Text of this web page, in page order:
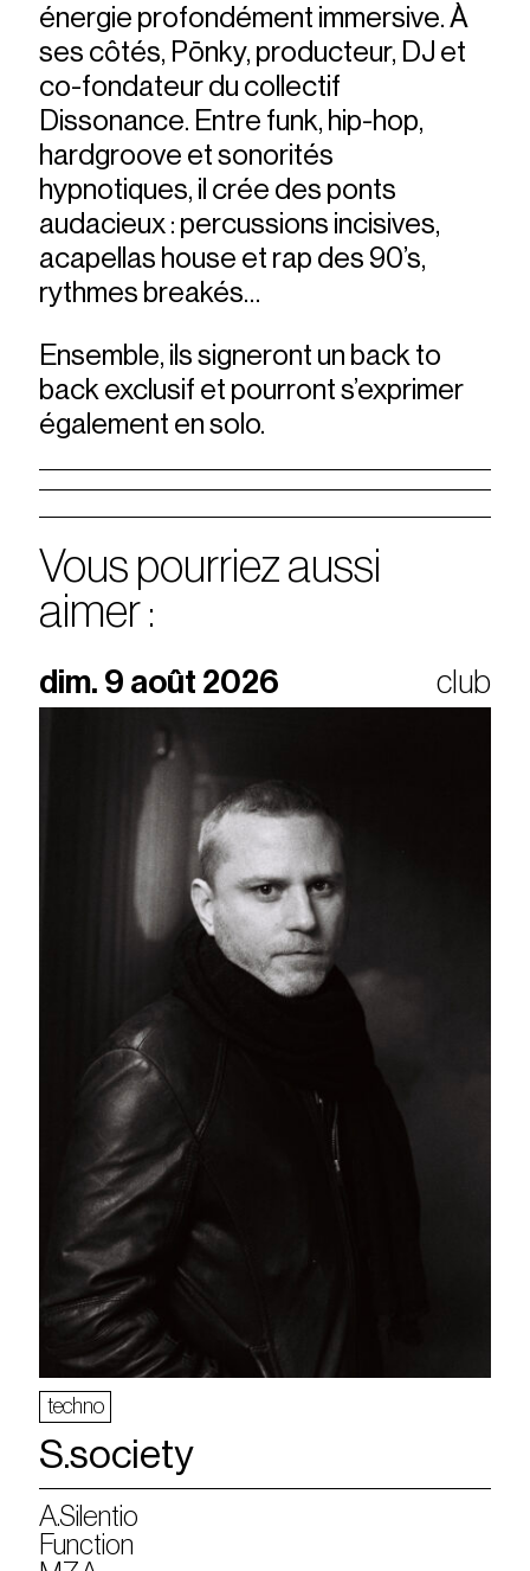
énergie profondément immersive. À
ses côtés, Pōnky, producteur, DJ et
co-fondateur du collectif
Dissonance. Entre funk, hip-hop,
hardgroove et sonorités
hypnotiques, il crée des ponts
audacieux : percussions incisives,
acapellas house et rap des 90’s,
rythmes breakés…
Ensemble, ils signeront un back to
back exclusif et pourront s’exprimer
également en solo.
Vous pourriez aussi
aimer :
dim. 9 août 2026 club
techno
S.society
A.Silentio
Function